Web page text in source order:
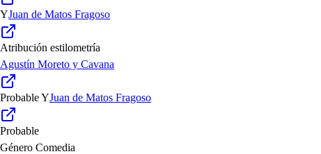
YJuan de Matos Fragoso
Atribución estilometría
Agustín Moreto y Cavana
ProbableYJuan de Matos Fragoso
Probable
Género Comedia